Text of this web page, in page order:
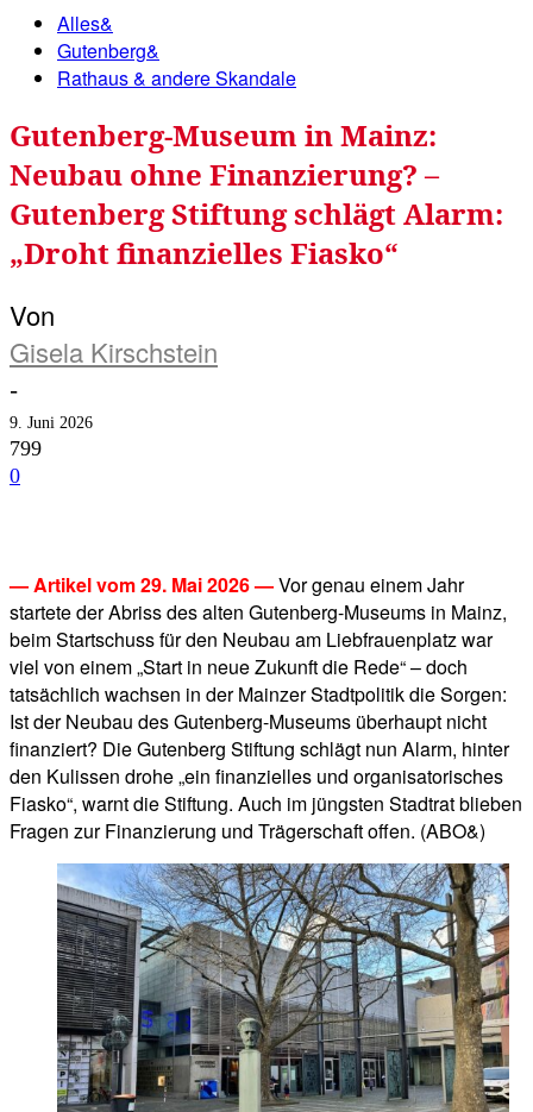
Alles&
Gutenberg&
Rathaus & andere Skandale
Gutenberg-Museum in Mainz:
Neubau ohne Finanzierung? –
Gutenberg Stiftung schlägt Alarm:
„Droht finanzielles Fiasko“
Von
Gisela Kirschstein
-
9. Juni 2026
799
0
— Artikel vom 29. Mai 2026 —Vor genau einem Jahr
startete der Abriss des alten Gutenberg-Museums in Mainz,
beim Startschuss für den Neubau am Liebfrauenplatz war
viel von einem „Start in neue Zukunft die Rede“ – doch
tatsächlich wachsen in der Mainzer Stadtpolitik die Sorgen:
Ist der Neubau des Gutenberg-Museums überhaupt nicht
finanziert? Die Gutenberg Stiftung schlägt nun Alarm, hinter
den Kulissen drohe „ein finanzielles und organisatorisches
Fiasko“, warnt die Stiftung. Auch im jüngsten Stadtrat blieben
Fragen zur Finanzierung und Trägerschaft offen. (ABO&)